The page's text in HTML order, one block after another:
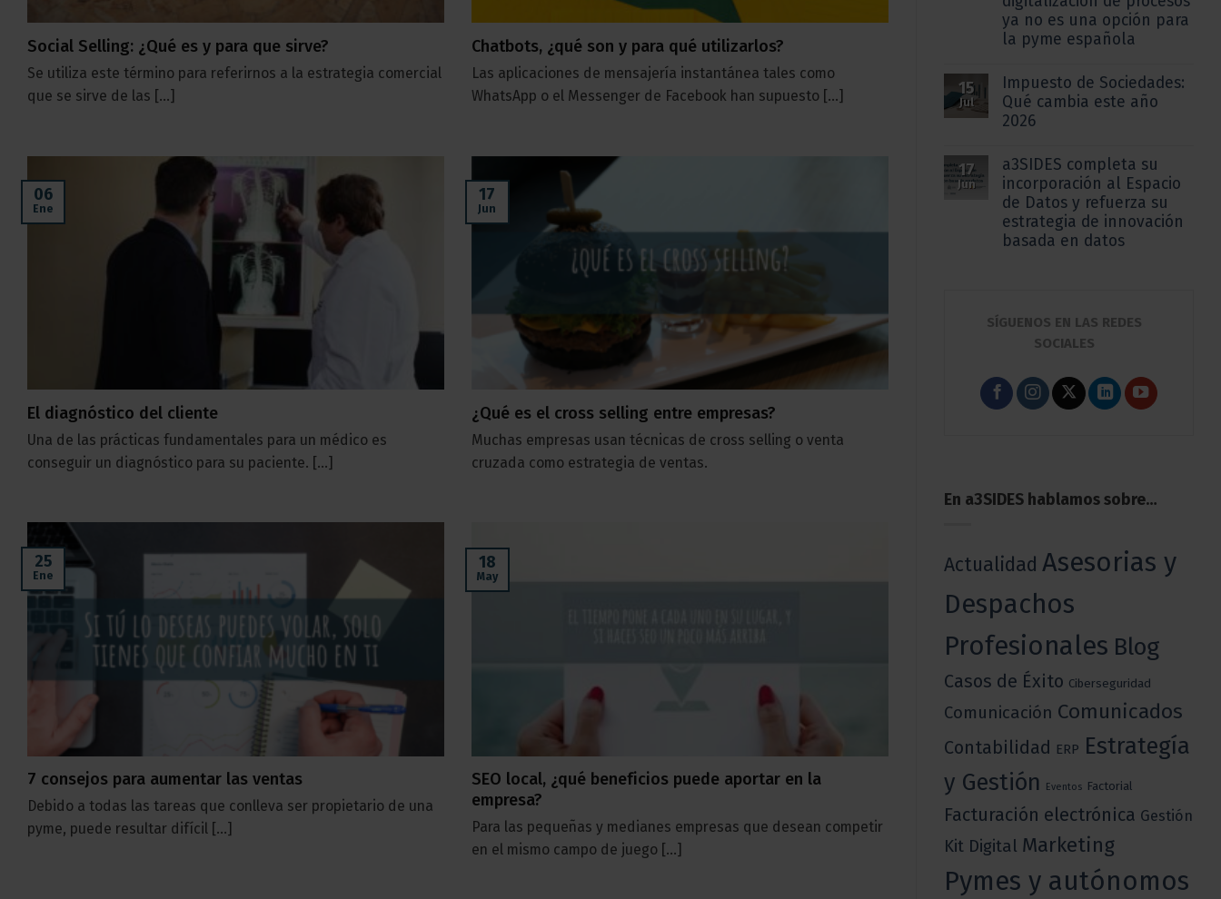
Social Selling: ¿Qué es y para que sirve?
Se utiliza este término para referirnos a la estrategia comercial
que se sirve de las [...]
Chatbots, ¿qué son y para qué utilizarlos?
Las aplicaciones de mensajería instantánea tales como
WhatsApp o el Messenger de Facebook han supuesto [...]
El diagnóstico del cliente
Una de las prácticas fundamentales para un médico es
conseguir un diagnóstico para su paciente. [...]
06
Ene
¿Qué es el cross selling entre empresas?
Muchas empresas usan técnicas de cross selling o venta
cruzada como estrategia de ventas.
17
Jun
7 consejos para aumentar las ventas
Debido a todas las tareas que conlleva ser propietario de una
pyme, puede resultar difícil [...]
25
Ene
SEO local, ¿qué beneficios puede aportar en la
empresa?
Para las pequeñas y medianes empresas que desean competir
en el mismo campo de juego [...]
18
May
ya no es una opción para
la pyme española
15
Jul
Impuesto de Sociedades:
Qué cambia este año
2026
17
Jun
a3SIDES completa su
incorporación al Espacio
de Datos y refuerza su
estrategia de innovación
basada en datos
SÍGUENOS EN LAS REDES
SOCIALES
En a3SIDES hablamos sobre…
Actualidad Asesorias y
Despachos
Profesionales Blog
Casos de Éxito Ciberseguridad
Comunicación Comunicados
Contabilidad ERP Estrategía
y Gestión
Eventos Factorial
Facturación electrónica Gestión
Kit Digital Marketing
Pymes y autónomos